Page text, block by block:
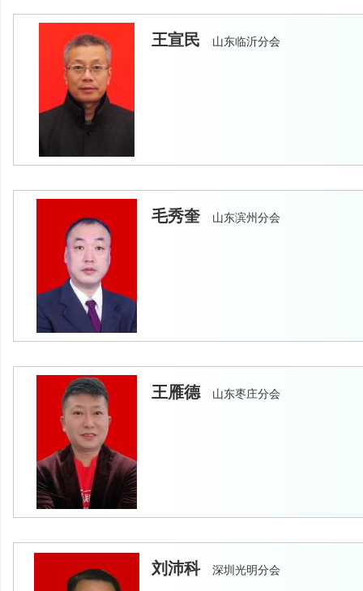
王宣民 山东临沂分会
毛秀奎 山东滨州分会
王雁德 山东枣庄分会
刘沛科 深圳光明分会